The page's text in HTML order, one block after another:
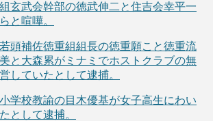
玄武会幹部の徳武伸二と住吉会幸平一
と喧嘩。
頭補佐徳重組組長の徳重願こと徳重流
と大森累がミナミでホストクラブの無
していたとして逮捕。
学校教諭の目木優基が女子高生にわい
として逮捕。